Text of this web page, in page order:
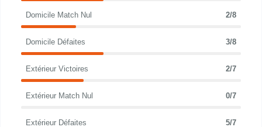
Domicile Match Nul 2/8
Domicile Défaites 3/8
Extérieur Victoires 2/7
Extérieur Match Nul 0/7
Extérieur Défaites 5/7